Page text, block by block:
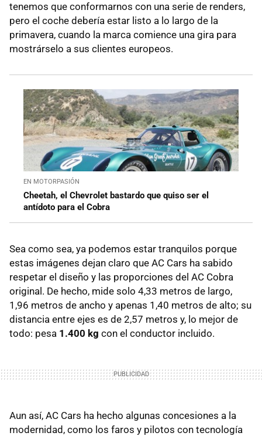
tenemos que conformarnos con una serie de renders,
pero el coche debería estar listo a lo largo de la
primavera, cuando la marca comience una gira para
mostrárselo a sus clientes europeos.
EN MOTORPASIÓN
Cheetah, el Chevrolet bastardo que quiso ser el
antídoto para el Cobra
Sea como sea, ya podemos estar tranquilos porque
estas imágenes dejan claro que AC Cars ha sabido
respetar el diseño y las proporciones del AC Cobra
original. De hecho, mide solo 4,33 metros de largo,
1,96 metros de ancho y apenas 1,40 metros de alto; su
distancia entre ejes es de 2,57 metros y, lo mejor de
todo: pesa 1.400 kg con el conductor incluido.
Aun así, AC Cars ha hecho algunas concesiones a la
modernidad, como los faros y pilotos con tecnología